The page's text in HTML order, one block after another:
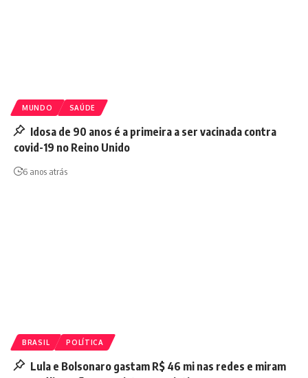
MUNDO SAÚDE
Idosa de 90 anos é a primeira a ser vacinada contra
covid-19 no Reino Unido
6 anos atrás
BRASIL POLÍTICA
Lula e Bolsonaro gastam R$ 46 mi nas redes e miram